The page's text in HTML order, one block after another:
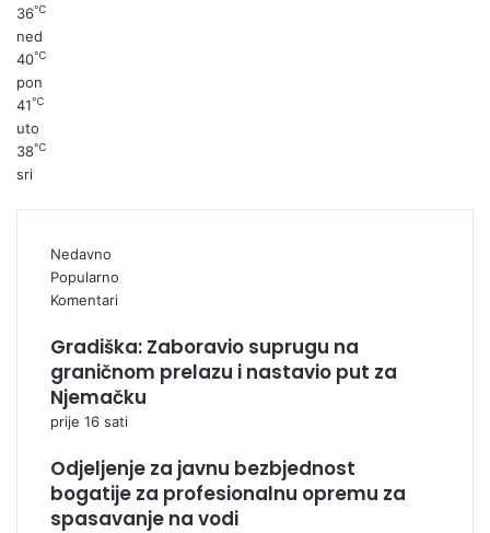
36℃
ned
40℃
pon
41℃
uto
38℃
sri
Nedavno
Popularno
Komentari
Gradiška: Zaboravio suprugu na
graničnom prelazu i nastavio put za
Njemačku
prije 16 sati
Odjeljenje za javnu bezbjednost
bogatije za profesionalnu opremu za
spasavanje na vodi